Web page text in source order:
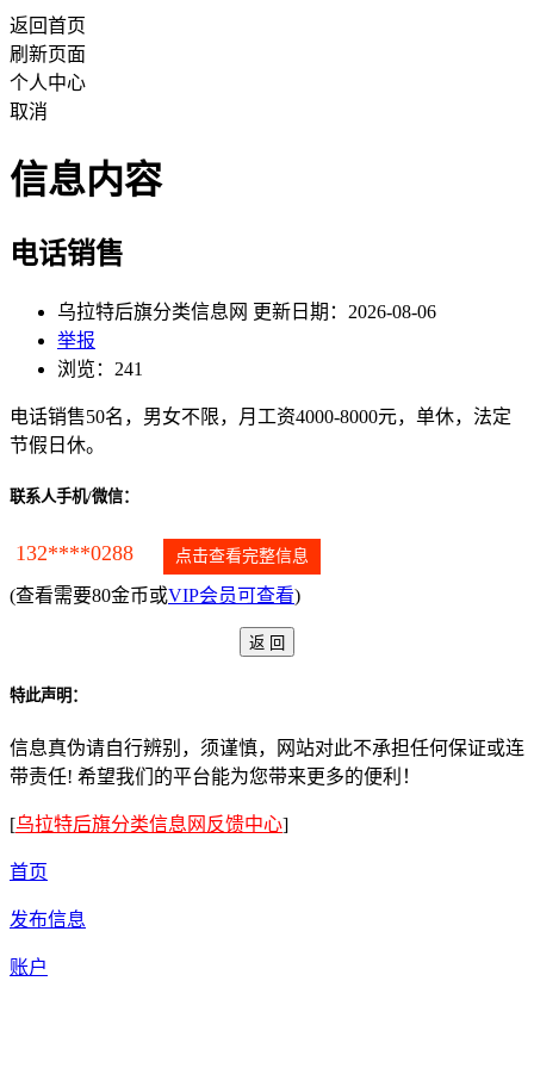
返回首页
刷新页面
个人中心
取消
信息内容
电话销售
乌拉特后旗分类信息网 更新日期：2026-08-06
举报
浏览：241
电话销售50名，男女不限，月工资4000-8000元，单休，法定
节假日休。
联系人手机/微信：
132****0288 点击查看完整信息
(查看需要80金币或VIP会员可查看)
特此声明：
信息真伪请自行辨别，须谨慎，网站对此不承担任何保证或连
带责任! 希望我们的平台能为您带来更多的便利！
[乌拉特后旗分类信息网反馈中心]
首页
发布信息
账户